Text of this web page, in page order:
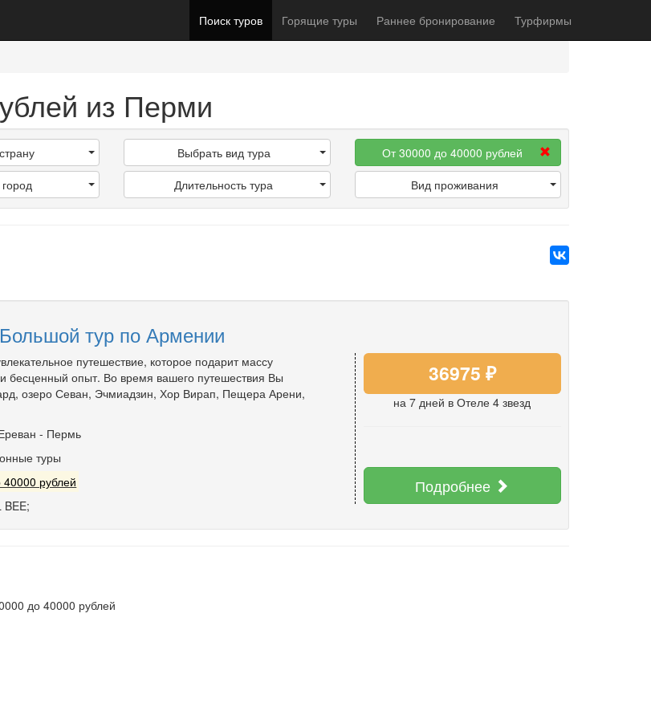
Поиск туров Горящие туры Раннее бронирование Турфирмы
из Перми
Выбрать вид тура
Длительность тура
От 30000 до 40000 рублей
Вид проживания
Большой тур по Армении
путешествие, которое подарит массу
бесценный опыт. Во время вашего путешествия Вы
озеро Севан, Эчмиадзин, Хор Вирап, Пещера Арени,
- Пермь
туры
рублей
BEE;
36975 ₽
на 7 дней в Отеле 4 звезд
Подробнее
до 40000 рублей